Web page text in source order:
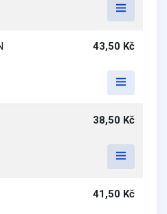
43,50 Kč
38,50 Kč
41,50 Kč